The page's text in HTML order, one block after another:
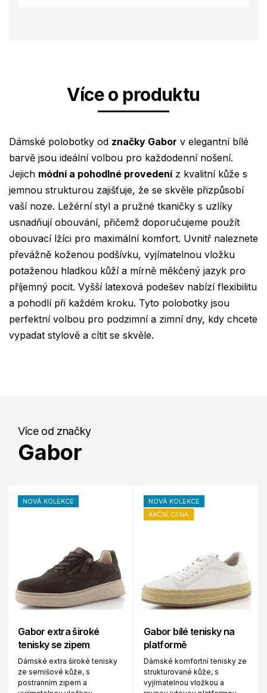
Více o produktu
Dámské polobotky od značky Gabor v elegantní bílé
barvě jsou ideální volbou pro každodenní nošení.
Jejich módní a pohodlné provedeníz kvalitní kůže s
jemnou strukturou zajišťuje, že se skvěle přizpůsobí
vaší noze. Ležérní styl a pružné tkaničky s uzlíky
usnadňují obouvání, přičemž doporučujeme použít
obouvací lžíci pro maximální komfort. Uvnitř naleznete
převážně koženou podšívku, vyjímatelnou vložku
potaženou hladkou kůží a mírně měkčený jazyk pro
příjemný pocit. Vyšší latexová podešev nabízí flexibilitu
a pohodlí při každém kroku. Tyto polobotky jsou
perfektní volbou pro podzimní a zimní dny, kdy chcete
vypadat stylově a cítit se skvěle.
Více od značky
Gabor
NOVÁ KOLEKCE
Gabor extra široké
tenisky se zipem
Dámské extra široké tenisky
ze semišové kůže, s
postranním zipem a
NOVÁ KOLEKCE
AKČNÍ CENA
Gabor bílé tenisky na
platformě
Dámské komfortní tenisky ze
strukturované kůže, s
vyjímatelnou vložkou a